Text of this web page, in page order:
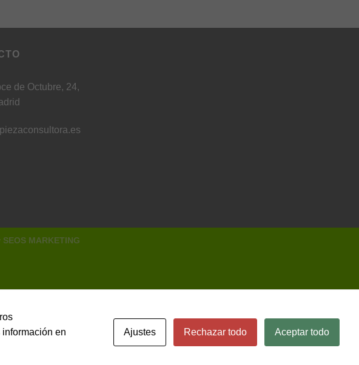
de Octubre, 24,
SEOS MARKETING
en
Ajustes Rechazar todo Aceptar todo